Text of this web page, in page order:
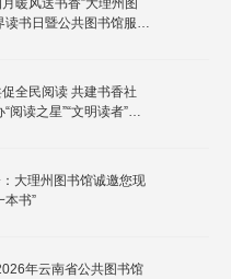
暖风送书香”大理州图
书日暨公共图书馆服务
全民阅读 共建书香社
阅读之星”“文明读者”评
大理州图书馆诚邀您现
本书”
年云南省公共图书馆